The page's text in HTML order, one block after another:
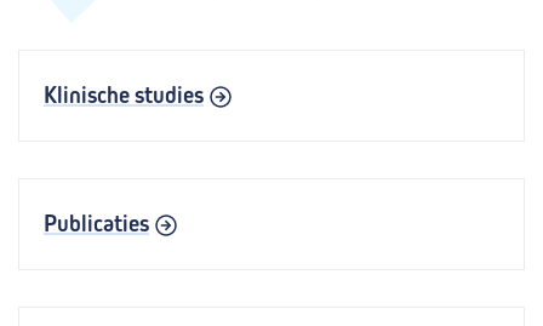
Klinische studies
Publicaties